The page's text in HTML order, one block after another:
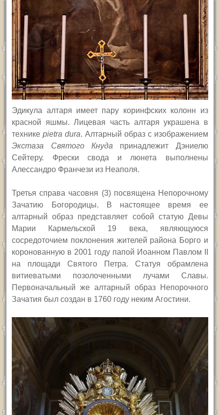
Эдикула алтаря имеет пару коринфских колонн из
красной яшмы. Лицевая часть алтаря украшена в
техникеpietra dura.Алтарный образ с изображением
Экстаза Святого Кнуда принадлежит Дэниелю
Сейтеру. Фрески свода и люнета выполнены
Алессандро Франчези из Неаполя.
Третья справа часовня (3) посвящена Непорочному
Зачатию Богородицы. В настоящее время ее
алтарный образ представляет собой статую Девы
Марии Кармельской 19 века, являющуюся
сосредоточием поклонения жителей района Борго и
коронованную в 2001 году папой Иоанном Павлом
на площади Святого Петра. Статуя обрамлена
витиеватыми позолоченными лучами Славы.
Первоначальный же алтарный образ Непорочного
Зачатия был создан в 1760 году неким Агостини.